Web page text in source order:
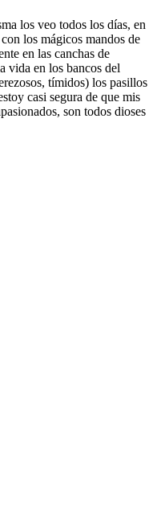
los veo todos los días, en
los mágicos mandos de
en las canchas de
vida en los bancos del
tímidos) los pasillos
casi segura de que mis
son todos dioses